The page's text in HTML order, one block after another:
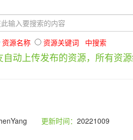
资源名称 资源关键词 中搜索
动上传发布的资源，所有资
更新时间： 20221009